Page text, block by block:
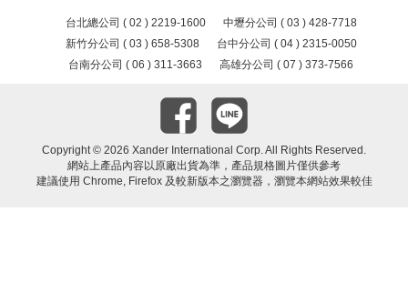
台北總公司 ( 02 ) 2219-1600
中壢分公司 ( 03 ) 428-7718
新竹分公司 ( 03 ) 658-5308
台中分公司 ( 04 ) 2315-0050
台南分公司 ( 06 ) 311-3663
高雄分公司 ( 07 ) 373-7566
Copyright © 2026 Xander International Corp. All Rights Reserved.
網站上產品內容以原廠出貨為準，產品規格圖片僅供參考
建議使用 Chrome, Firefox 及較新版本之瀏覽器，瀏覽本網站效果較佳